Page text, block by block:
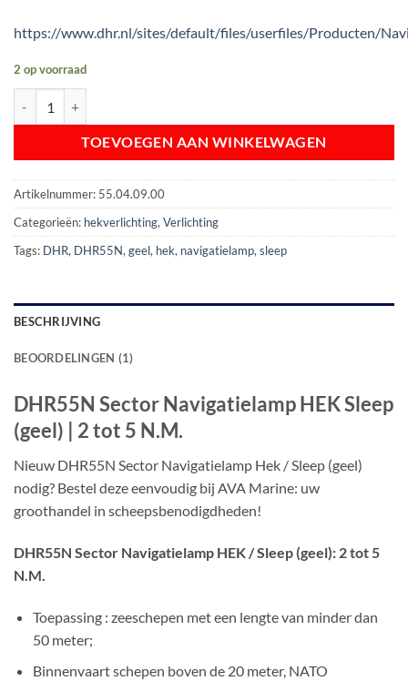
https://www.dhr.nl/sites/default/files/userfiles/Producten/
2 op voorraad
TOEVOEGEN AAN WINKELWAGEN
Artikelnummer: 55.04.09.00
Categorieën: hekverlichting, Verlichting
Tags: DHR, DHR55N, geel, hek, navigatielamp, sleep
BESCHRIJVING
BEOORDELINGEN (1)
DHR55N Sector Navigatielamp HEK Sleep
(geel) | 2 tot 5 N.M.
Nieuw DHR55N Sector Navigatielamp Hek / Sleep (geel)
nodig? Bestel deze eenvoudig bij AVA Marine: uw
groothandel in scheepsbenodigdheden!
DHR55N Sector Navigatielamp HEK / Sleep (geel): 2 tot 5
N.M.
Toepassing : zeeschepen met een lengte van minder dan
50 meter;
Binnenvaart schepen boven de 20 meter, NATO